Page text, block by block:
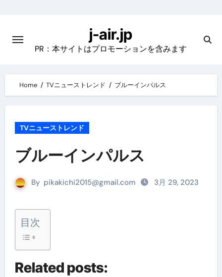
content
j-air.jp
PR：本サイトはプロモーションを含みます
Home TVニューストレンド ブルーインパルス
TVニューストレンド
ブルーインパルス
By pikakichi2015@gmail.com 3月 29, 2023
目次
Related posts: